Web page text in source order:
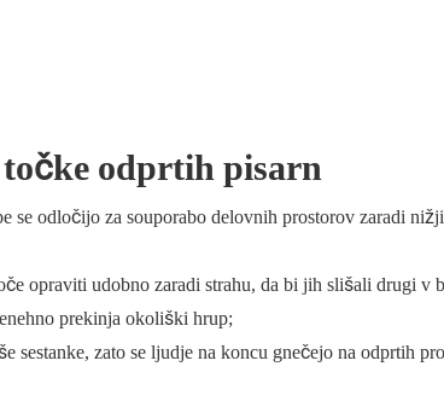
odprtih pisarn
se odločijo za souporabo delovnih prostorov zaradi
opraviti udobno zaradi strahu, da bi jih slišali drugi v
prekinja okoliški hrup;
sestanke, zato se ljudje na koncu gnečejo na odprtih